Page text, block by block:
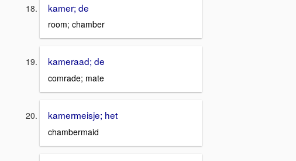
kamer; de
room; chamber
kameraad; de
comrade; mate
kamermeisje; het
chambermaid